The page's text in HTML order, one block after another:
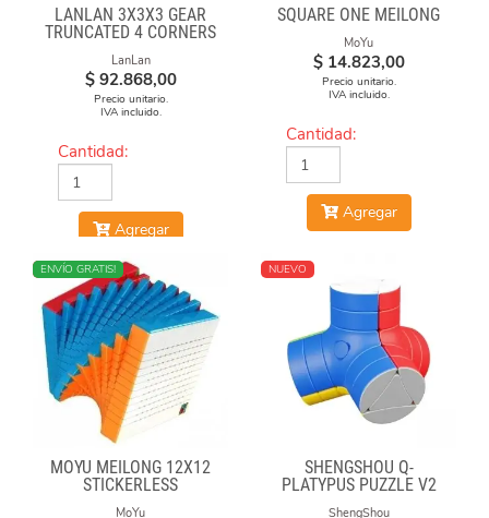
LANLAN 3X3X3 GEAR
TRUNCATED 4 CORNERS
LanLan
$ 92.868,00
Precio unitario.
IVA incluido.
Cantidad:
Agregar
SQUARE ONE MEILONG
MoYu
$ 14.823,00
Precio unitario.
IVA incluido.
Cantidad:
Agregar
NUEVO
ENVÍO GRATIS!
MOYU MEILONG 12X12
STICKERLESS
MoYu
NUEVO
SHENGSHOU Q-
PLATYPUS PUZZLE V2
ShengShou